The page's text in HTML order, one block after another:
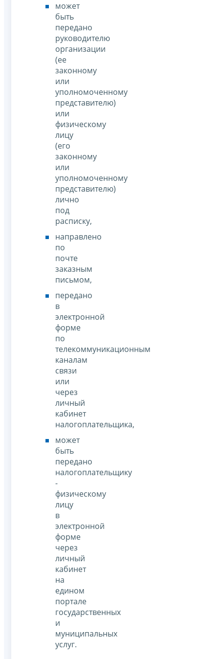
может
быть
передано
руководителю
организации
(ее
законному
или
уполномоченному
представителю)
или
физическому
лицу
(его
законному
или
уполномоченному
представителю)
лично
под
расписку,
направлено
по
почте
заказным
письмом,
передано
в
электронной
форме
по
телекоммуникационным
каналам
связи
или
через
личный
кабинет
налогоплательщика,
может
быть
передано
налогоплательщику
-
физическому
лицу
в
электронной
форме
через
личный
кабинет
на
едином
портале
государственных
и
муниципальных
услуг.